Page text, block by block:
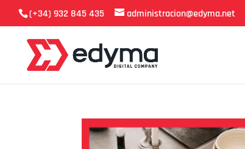
(+34) 932 845 435 administracion@edyma.net